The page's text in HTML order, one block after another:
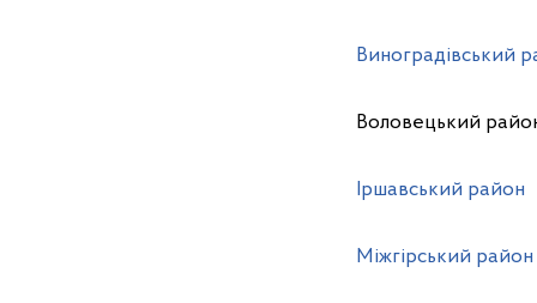
Виноградівський
Воловецький
Іршавський район
Міжгірський район